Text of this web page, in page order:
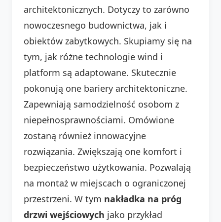
architektonicznych. Dotyczy to zarówno
nowoczesnego budownictwa, jak i
obiektów zabytkowych. Skupiamy się na
tym, jak różne technologie wind i
platform są adaptowane. Skutecznie
pokonują one bariery architektoniczne.
Zapewniają samodzielność osobom z
niepełnosprawnościami. Omówione
zostaną również innowacyjne
rozwiązania. Zwiększają one komfort i
bezpieczeństwo użytkowania. Pozwalają
na montaż w miejscach o ograniczonej
przestrzeni. W tym nakładka na próg
drzwi wejściowych jako przykład